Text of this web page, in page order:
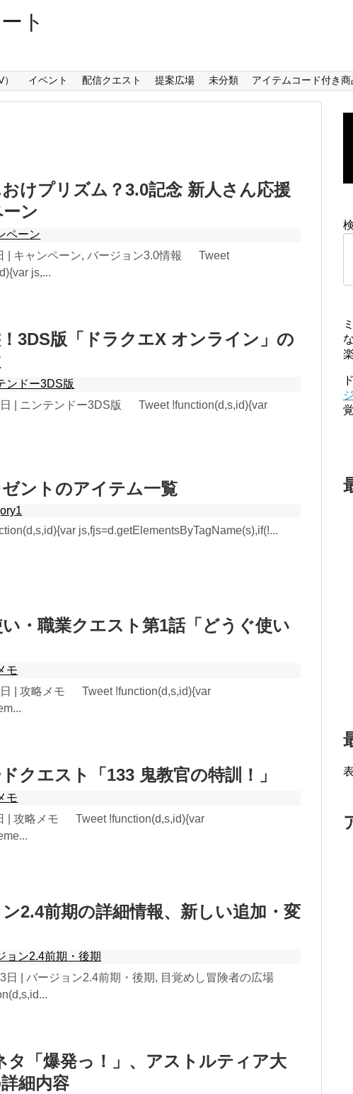
ト
イベント 配信クエスト 提案広場 未分類 アイテムコード付き商
けプリズム？3.0記念 新人さん応援
ン
ペーン
| キャンペーン, バージョン3.0情報 Tweet
js,...
3DS版「ドラクエX オンライン」の
ンドー3DS版
| ニンテンドー3DS版 Tweet !function(d,s,id){var
ントのアイテム一覧
js,fjs=d.getElementsByTagName(s),if(!...
・職業クエスト第1話「どうぐ使い
モ
| 攻略メモ Tweet !function(d,s,id){var
クエスト「133 鬼教官の特訓！」
モ
| 攻略メモ Tweet !function(d,s,id){var
2.4前期の詳細情報、新しい追加・変
ョン2.4前期・後期
日 | バージョン2.4前期・後期, 目覚めし冒険者の広場
タ「爆発っ！」、アストルティア大
細内容